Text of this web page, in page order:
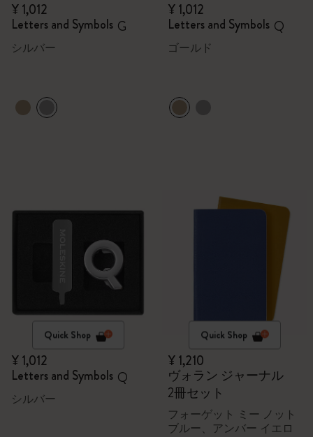
¥ 1,012
Letters and Symbols G
シルバー
¥ 1,012
Letters and Symbols Q
ゴールド
Quick Shop
¥ 1,012
Letters and Symbols Q
シルバー
Quick Shop
¥ 1,210
ヴォラン ジャーナル
2冊セット
フォーゲット ミー ノット
ブルー、アンバー イエロ